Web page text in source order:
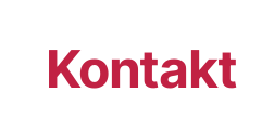
Kontakt